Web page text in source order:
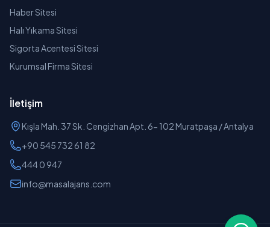
Haber Sitesi
Halı Yıkama Sitesi
Sigorta Acentesi Sitesi
Kurumsal Firma Sitesi
İletişim
Kışla Mah. 37 Sk. Cengizhan Apt. 6- 102 Muratpaşa / Antalya
+90 545 732 61 82
444 0 947
info@masalajans.com